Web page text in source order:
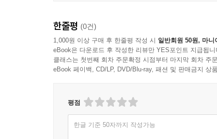
한줄평 (0건)
1,000원 이상 구매 후 한줄평 작성 시 일반회원 50원, 마니
eBook은 다운로드 후 작성한 리뷰만 YES포인트 지급됩니
클래스는 첫번째 회차 주문확정 시점부터 마지막 회차 주
eBook 페이백, CD/LP, DVD/Blu-ray, 패션 및 판매금지 상
평점
한글 기준 50자까지 작성가능